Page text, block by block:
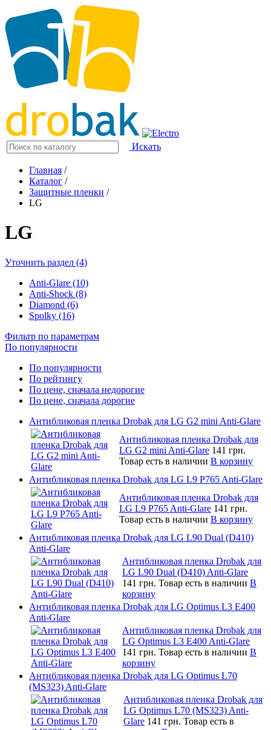
Искать
Главная /
Каталог /
Защитные пленки /
LG
LG
Уточнить раздел (4)
Anti-Glare (10)
Anti-Shock (8)
Diamond (6)
Spolky (16)
Фильтр по параметрам
По популярности
По популярности
По рейтингу
По цене, сначала недорогие
По цене, сначала дорогие
Антибликовая пленка Drobak для LG G2 mini Anti-Glare
Антибликовая пленка Drobak для
LG G2 mini Anti-Glare 141 грн.
Товар есть в наличии В корзину
Антибликовая пленка Drobak для LG L9 P765 Anti-Glare
Антибликовая пленка Drobak для
LG L9 P765 Anti-Glare 141 грн.
Товар есть в наличии В корзину
Антибликовая пленка Drobak для LG L90 Dual (D410)
Anti-Glare
Антибликовая пленка Drobak для
LG L90 Dual (D410) Anti-Glare
141 грн. Товар есть в наличии В
корзину
Антибликовая пленка Drobak для LG Optimus L3 E400
Anti-Glare
Антибликовая пленка Drobak для
LG Optimus L3 E400 Anti-Glare
141 грн. Товар есть в наличии В
корзину
Антибликовая пленка Drobak для LG Optimus L70
(MS323) Anti-Glare
Антибликовая пленка Drobak для
LG Optimus L70 (MS323) Anti-
Glare 141 грн. Товар есть в